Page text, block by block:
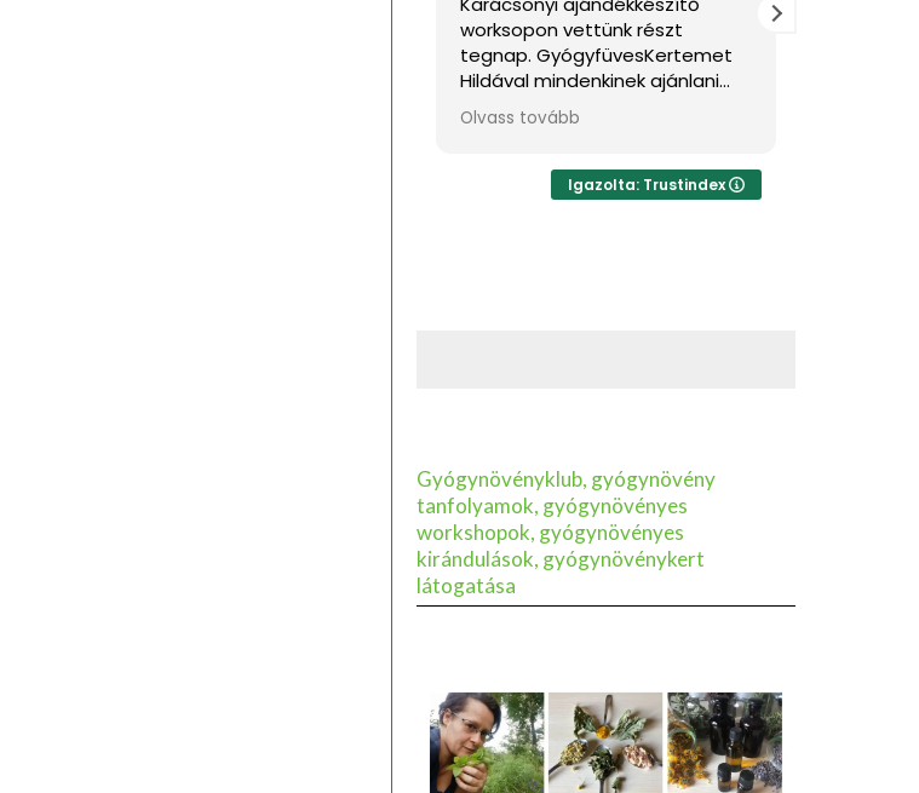
worksopon vettünk részt
tegnap. GyógyfüvesKertemet
Hildával mindenkinek ajánlani
tudom, ha feltöltődésre,
egyben tudásra vágyik kellemes
több csillagot adni, akkor azt
mind adnám.
Olvass tovább
Igazolta: Trustindex
Gyógynövényklub, gyógynövény
tanfolyamok, gyógynövényes
workshopok, gyógynövényes
kirándulások, gyógynövénykert
látogatása